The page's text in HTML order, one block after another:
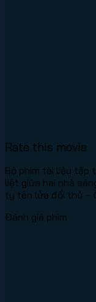
Rate this movie
Bộ phim tài liệu tập
liệt giữa hai nhà
ty tên lửa đối thủ –
Đánh giá phim